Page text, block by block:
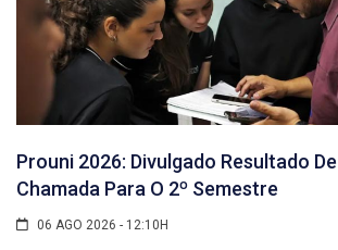
Prouni 2026: Divulgado Resultado
Chamada Para O 2º Semestre
06 AGO 2026 - 12:10H